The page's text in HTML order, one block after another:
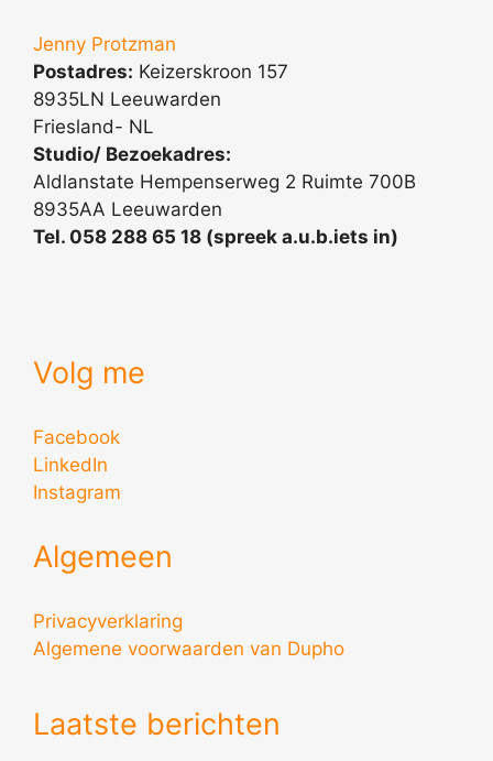
Jenny Protzman
Postadres: Keizerskroon 157
8935LN Leeuwarden
Friesland- NL
Studio/ Bezoekadres:
Aldlanstate Hempenserweg 2 Ruimte 700B
8935AA Leeuwarden
Tel. 058 288 65 18 (spreek a.u.b.iets in)
Volg me
Facebook
LinkedIn
Instagram
Algemeen
Privacyverklaring
Algemene voorwaarden van Dupho
Laatste berichten